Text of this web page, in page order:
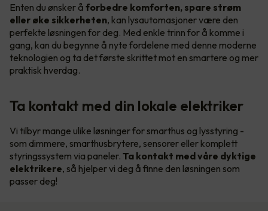
Enten du ønsker å forbedre komforten, spare strøm
eller øke sikkerheten, kan lysautomasjoner være den
perfekte løsningen for deg. Med enkle trinn for å komme i
gang, kan du begynne å nyte fordelene med denne moderne
teknologien og ta det første skrittet mot en smartere og mer
praktisk hverdag.
Ta kontakt med din lokale elektriker
Vi tilbyr mange ulike løsninger for smarthus og lysstyring -
som dimmere, smarthusbrytere, sensorer eller komplett
styringssystem via paneler. Ta kontakt med våre dyktige
elektrikere, så hjelper vi deg å finne den løsningen som
passer deg!